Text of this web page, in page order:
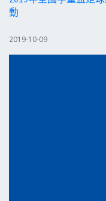
動
2019-10-09